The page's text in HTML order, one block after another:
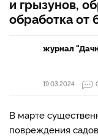
и грызунов,
обработка от
журнал
19.03.2024
В марте
повреждения